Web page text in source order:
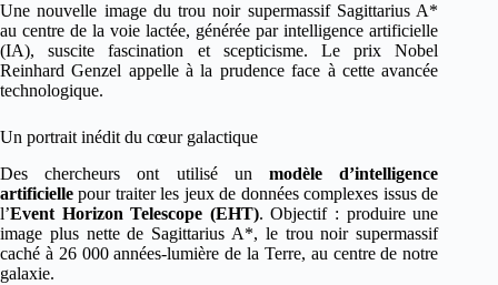
Une nouvelle image du trou noir supermassif Sagittarius A*
au centre de la voie lactée, générée par intelligence artificielle
(IA), suscite fascination et scepticisme. Le prix Nobel
Reinhard Genzel appelle à la prudence face à cette avancée
technologique.
Un portrait inédit du cœur galactique
Des chercheurs ont utilisé unmodèle d’intelligence
artificielle pour traiter les jeux de données complexes issus de
l’Event Horizon Telescope (EHT). Objectif : produire une
image plus nette de Sagittarius A*, le trou noir supermassif
caché à 26 000 années-lumière de la Terre, au centre de notre
galaxie.